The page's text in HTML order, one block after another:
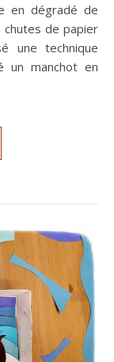
chutes de papier
une technique
un manchot en